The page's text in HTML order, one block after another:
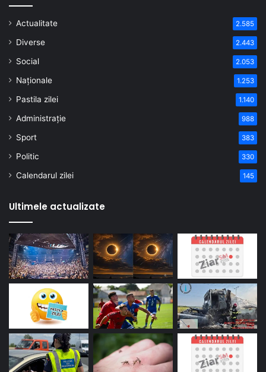
Actualitate 2.585
Diverse 2.443
Social 2.053
Naționale 1.253
Pastila zilei 1.140
Administrație 988
Sport 383
Politic 330
Calendarul zilei 145
Ultimele actualizate